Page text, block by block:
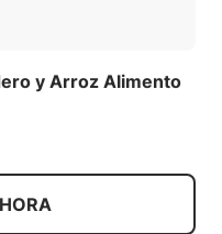
y Arroz Alimento